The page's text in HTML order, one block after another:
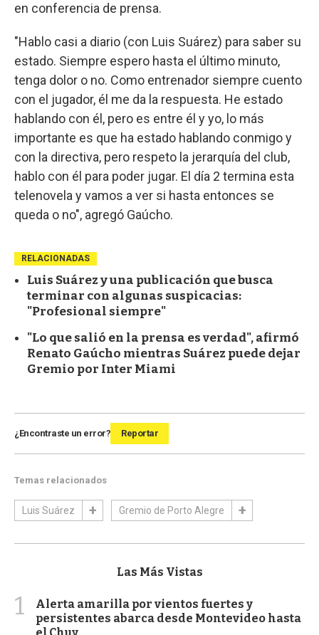
en conferencia de prensa.
"Hablo casi a diario (con Luis Suárez) para saber su
estado. Siempre espero hasta el último minuto,
tenga dolor o no. Como entrenador siempre cuento
con el jugador, él me da la respuesta. He estado
hablando con él, pero es entre él y yo, lo más
importante es que ha estado hablando conmigo y
con la directiva, pero respeto la jerarquía del club,
hablo con él para poder jugar. El día 2 termina esta
telenovela y vamos a ver si hasta entonces se
queda o no", agregó Gaúcho.
RELACIONADAS
Luis Suárez y una publicación que busca
terminar con algunas suspicacias:
"Profesional siempre"
"Lo que salió en la prensa es verdad", afirmó
Renato Gaúcho mientras Suárez puede dejar
Gremio por Inter Miami
¿Encontraste un error? Reportar
Temas relacionados
Luis Suárez Gremio de Porto Alegre
Las Más Vistas
1
Alerta amarilla por vientos fuertes y
persistentes abarca desde Montevideo hasta